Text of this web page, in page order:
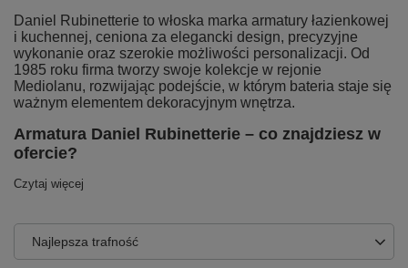
Daniel Rubinetterie to włoska marka armatury łazienkowej
i kuchennej, ceniona za elegancki design, precyzyjne
wykonanie oraz szerokie możliwości personalizacji. Od
1985 roku firma tworzy swoje kolekcje w rejonie
Mediolanu, rozwijając podejście, w którym bateria staje się
ważnym elementem dekoracyjnym wnętrza.
Armatura Daniel Rubinetterie – co znajdziesz w
ofercie?
Czytaj więcej
Najlepsza trafność